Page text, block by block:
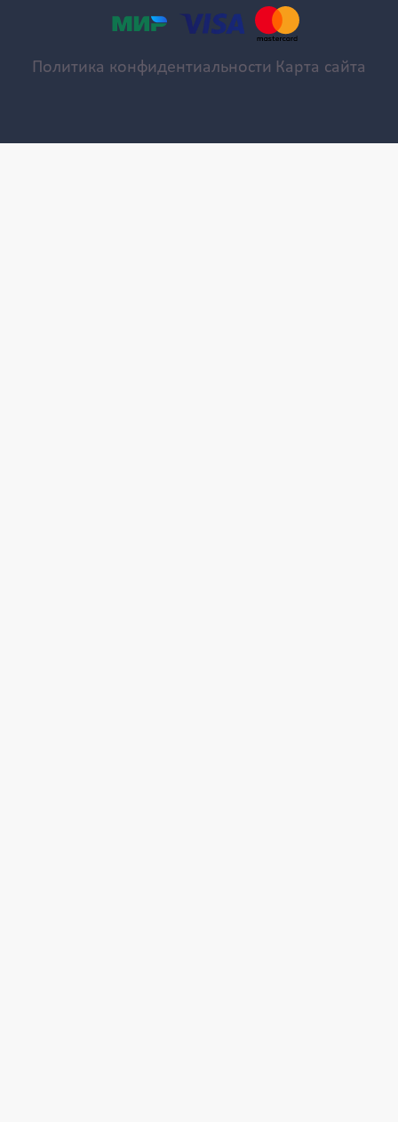
Политика конфидентиальности Карта сайта